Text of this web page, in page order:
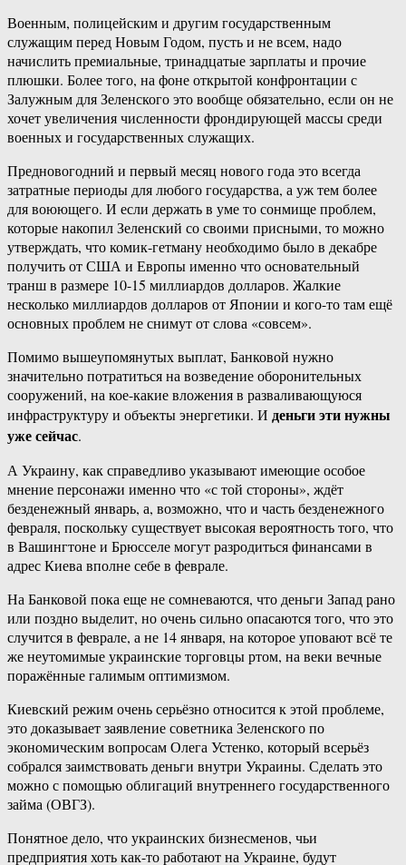
Военным, полицейским и другим государственным
служащим перед Новым Годом, пусть и не всем, надо
начислить премиальные, тринадцатые зарплаты и прочие
плюшки. Более того, на фоне открытой конфронтации с
Залужным для Зеленского это вообще обязательно, если он не
хочет увеличения численности фрондирующей массы среди
военных и государственных служащих.
Предновогодний и первый месяц нового года это всегда
затратные периоды для любого государства, а уж тем более
для воюющего. И если держать в уме то сонмище проблем,
которые накопил Зеленский со своими присными, то можно
утверждать, что комик-гетману необходимо было в декабре
получить от США и Европы именно что основательный
транш в размере 10-15 миллиардов долларов. Жалкие
несколько миллиардов долларов от Японии и кого-то там ещё
основных проблем не снимут от слова «совсем».
Помимо вышеупомянутых выплат, Банковой нужно
значительно потратиться на возведение оборонительных
сооружений, на кое-какие вложения в разваливающуюся
инфраструктуру и объекты энергетики. И деньги эти нужны
уже сейчас.
А Украину, как справедливо указывают имеющие особое
мнение персонажи именно что «с той стороны», ждёт
безденежный январь, а, возможно, что и часть безденежного
февраля, поскольку существует высокая вероятность того, что
в Вашингтоне и Брюсселе могут разродиться финансами в
адрес Киева вполне себе в феврале.
На Банковой пока еще не сомневаются, что деньги Запад рано
или поздно выделит, но очень сильно опасаются того, что это
случится в феврале, а не 14 января, на которое уповают всё те
же неутомимые украинские торговцы ртом, на веки вечные
поражённые галимым оптимизмом.
Киевский режим очень серьёзно относится к этой проблеме,
это доказывает заявление советника Зеленского по
экономическим вопросам Олега Устенко, который всерьёз
собрался заимствовать деньги внутри Украины. Сделать это
можно с помощью облигаций внутреннего государственного
займа (ОВГЗ).
Понятное дело, что украинских бизнесменов, чьи
предприятия хоть как-то работают на Украине, будут